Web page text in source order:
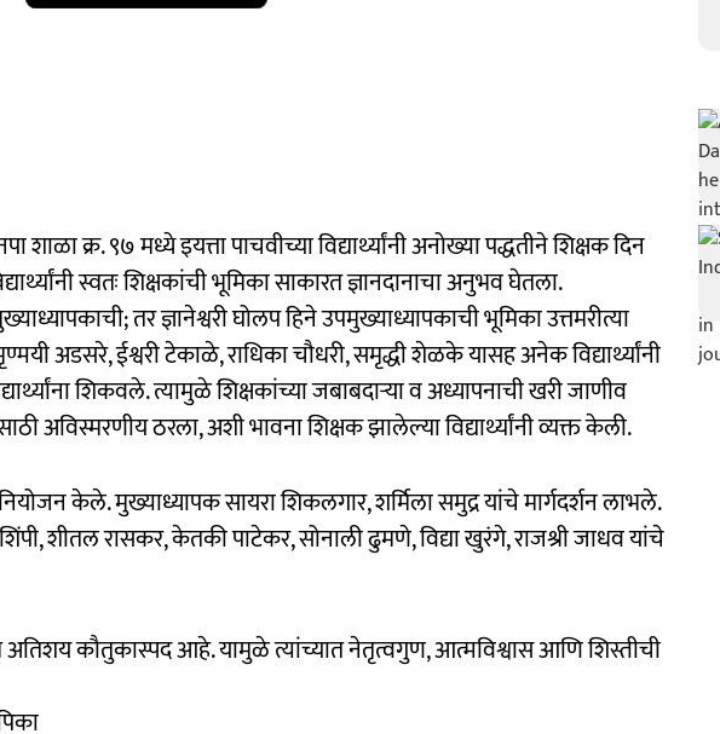
शाळा क्र. ९७ मध्ये इयत्ता पाचवीच्या विद्यार्थ्यांनी अनोख्या पद्धतीने शिक्षक दिन
स्वतः शिक्षकांची भूमिका साकारत ज्ञानदानाचा अनुभव घेतला.
तर ज्ञानेश्वरी घोलप हिने उपमुख्याध्यापकाची भूमिका उत्तमरीत्या
अडसरे, ईश्वरी टेकाळे, राधिका चौधरी, समृद्धी शेळके यासह अनेक विद्यार्थ्यांनी
शिकवले. त्यामुळे शिक्षकांच्या जबाबदाऱ्या व अध्यापनाची खरी जाणीव
अविस्मरणीय ठरला, अशी भावना शिक्षक झालेल्या विद्यार्थ्यांनी व्यक्त केली.
केले. मुख्याध्यापक सायरा शिकलगार, शर्मिला समुद्र यांचे मार्गदर्शन लाभले.
शीतल रासकर, केतकी पाटेकर, सोनाली ढुमणे, विद्या खुरंगे, राजश्री जाधव यांचे
अतिशय कौतुकास्पद आहे. यामुळे त्यांच्यात नेतृत्वगुण, आत्मविश्वास आणि शिस्तीची